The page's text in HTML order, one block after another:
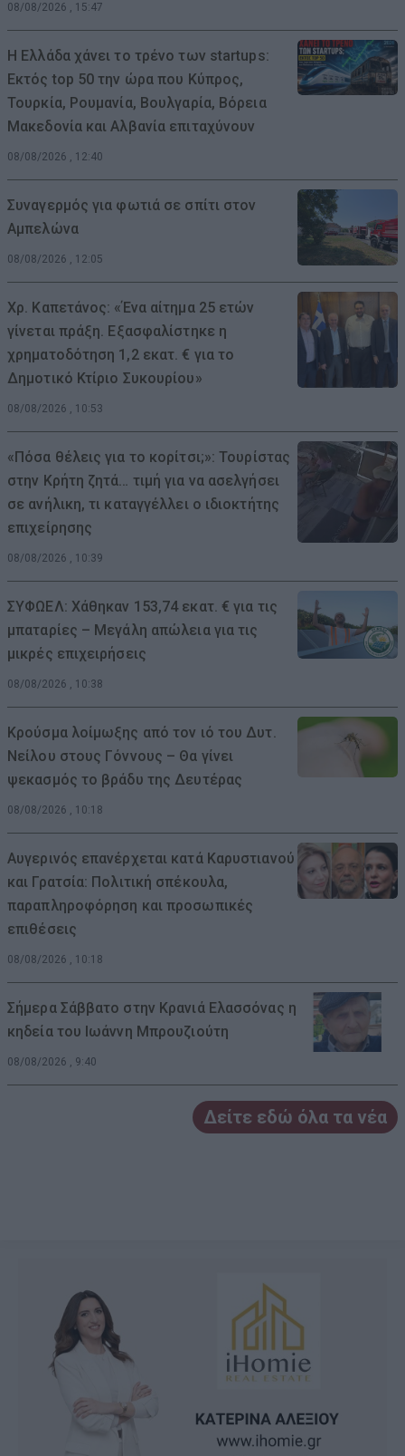
08/08/2026 , 15:47
Η Ελλάδα χάνει το τρένο των startups:
Εκτός top 50 την ώρα που Κύπρος,
Τουρκία, Ρουμανία, Βουλγαρία, Βόρεια
Μακεδονία και Αλβανία επιταχύνουν
08/08/2026 , 12:40
Συναγερμός για φωτιά σε σπίτι στον
Αμπελώνα
08/08/2026 , 12:05
Χρ. Καπετάνος: «Ένα αίτημα 25 ετών
γίνεται πράξη. Εξασφαλίστηκε η
χρηματοδότηση 1,2 εκατ. € για το
Δημοτικό Κτίριο Συκουρίου»
08/08/2026 , 10:53
«Πόσα θέλεις για το κορίτσι;»: Τουρίστας
στην Κρήτη ζητά… τιμή για να ασελγήσει
σε ανήλικη, τι καταγγέλλει ο ιδιοκτήτης
επιχείρησης
08/08/2026 , 10:39
ΣΥΦΩΕΛ: Χάθηκαν 153,74 εκατ. € για τις
μπαταρίες – Μεγάλη απώλεια για τις
μικρές επιχειρήσεις
08/08/2026 , 10:38
Κρούσμα λοίμωξης από τον ιό του Δυτ.
Νείλου στους Γόννους – Θα γίνει
ψεκασμός το βράδυ της Δευτέρας
08/08/2026 , 10:18
Αυγερινός επανέρχεται κατά Καρυστιανού
και Γρατσία: Πολιτική σπέκουλα,
παραπληροφόρηση και προσωπικές
επιθέσεις
08/08/2026 , 10:18
Σήμερα Σάββατο στην Κρανιά Ελασσόνας η
κηδεία του Ιωάννη Μπρουζιούτη
08/08/2026 , 9:40
Δείτε εδώ όλα τα νέα